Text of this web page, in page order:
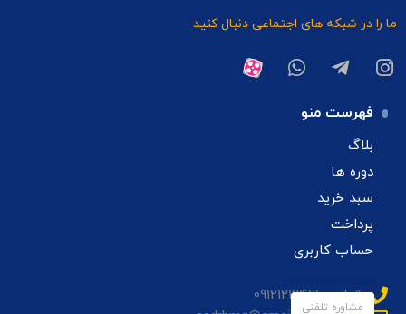
ما را در شبکه های اجتماعی دنبال کنید
فهرست منو
بلاگ
دوره ها
سبد خرید
پرداخت
حساب کاربری
تماس: 09121212421
مشاوره تلفنی